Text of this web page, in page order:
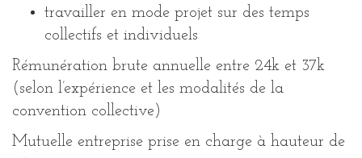
travailler en mode projet sur des temps
collectifs et individuels
Rémunération brute annuelle entre 24k et 37k
(selon l’expérience et les modalités de la
convention collective)
Mutuelle entreprise prise en charge à hauteur de